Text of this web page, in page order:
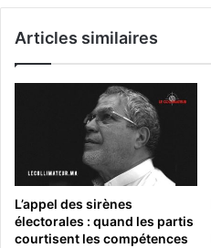
Articles similaires
L’appel des sirènes
électorales : quand les partis
courtisent les compétences